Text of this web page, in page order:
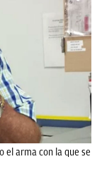
el arma con la que se